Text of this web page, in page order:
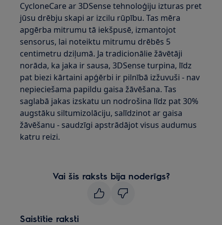
CycloneCare ar 3DSense tehnoloģiju izturas pret
jūsu drēbju skapi ar izcilu rūpību. Tas mēra
apgērba mitrumu tā iekšpusē, izmantojot
sensorus, lai noteiktu mitrumu drēbēs 5
centimetru dziļumā. Ja tradicionālie žāvētāji
norāda, ka jaka ir sausa, 3DSense turpina, līdz
pat biezi kārtaini apģērbi ir pilnībā izžuvuši - nav
nepieciešama papildu gaisa žāvēšana. Tas
saglabā jakas izskatu un nodrošina līdz pat 30%
augstāku siltumizolāciju, salīdzinot ar gaisa
žāvēšanu - saudzīgi apstrādājot visus audumus
katru reizi.
Vai šis raksts bija noderīgs?
Saistītie raksti